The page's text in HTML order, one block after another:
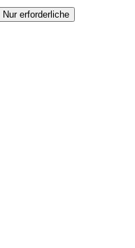
Nur erforderliche